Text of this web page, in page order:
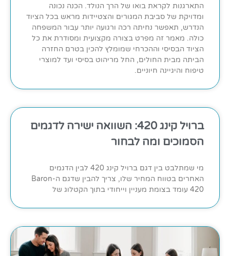
התארגנות לקראת בואו של הרך הנולד. הכנה נכונה
ומדויקת של סביבת המגורים והצטיידות מראש בכל הציוד
הנדרש, תאפשר נחיתה רכה ורגועה יותר עבור המשפחה
כולה. מאמר זה מפרט בצורה מקצועית ומסודרת את כל
הציוד הבסיסי וההכרחי שמומלץ להכין בטרם החזרה
הביתה מבית החולים, החל מריהוט בסיסי ועד למוצרי
טיפוח והיגיינה חיוניים.
ברויל קינג 420: השוואה ישירה לדגמים
הסמוכים ומה לבחור
מי שמתלבט בין דגם ברויל קינג 420 לבין הדגמים
האחרים בטווח המחיר שלו, צריך להבין שדגם ה-Baron
420 עומד בצומת מעניין וייחודי בתוך הקטלוג של